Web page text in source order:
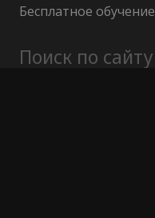
Бесплатное обучение
Поиск по сайту